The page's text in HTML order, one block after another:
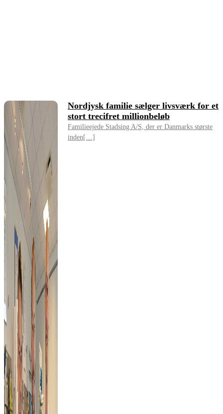
Nordjysk familie sælger livsværk for et
stort trecifret millionbeløb
Familieejede Stadsing A/S, der er Danmarks største
inden[…]